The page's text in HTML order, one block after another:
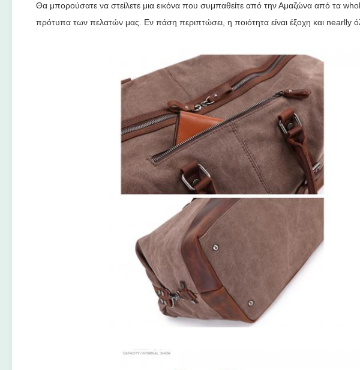
Θα μπορούσατε να στείλετε μια εικόνα που συμπαθείτε από την Αμαζώνα από τα
πρότυπα των πελατών μας. Εν πάση περιπτώσει, η ποιότητα είναι έξοχη και